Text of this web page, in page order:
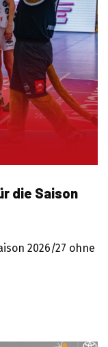
die Saison
2026/27 ohne